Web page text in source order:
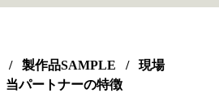
/ 製作品SAMPLE /
現場
当パートナーの特徴